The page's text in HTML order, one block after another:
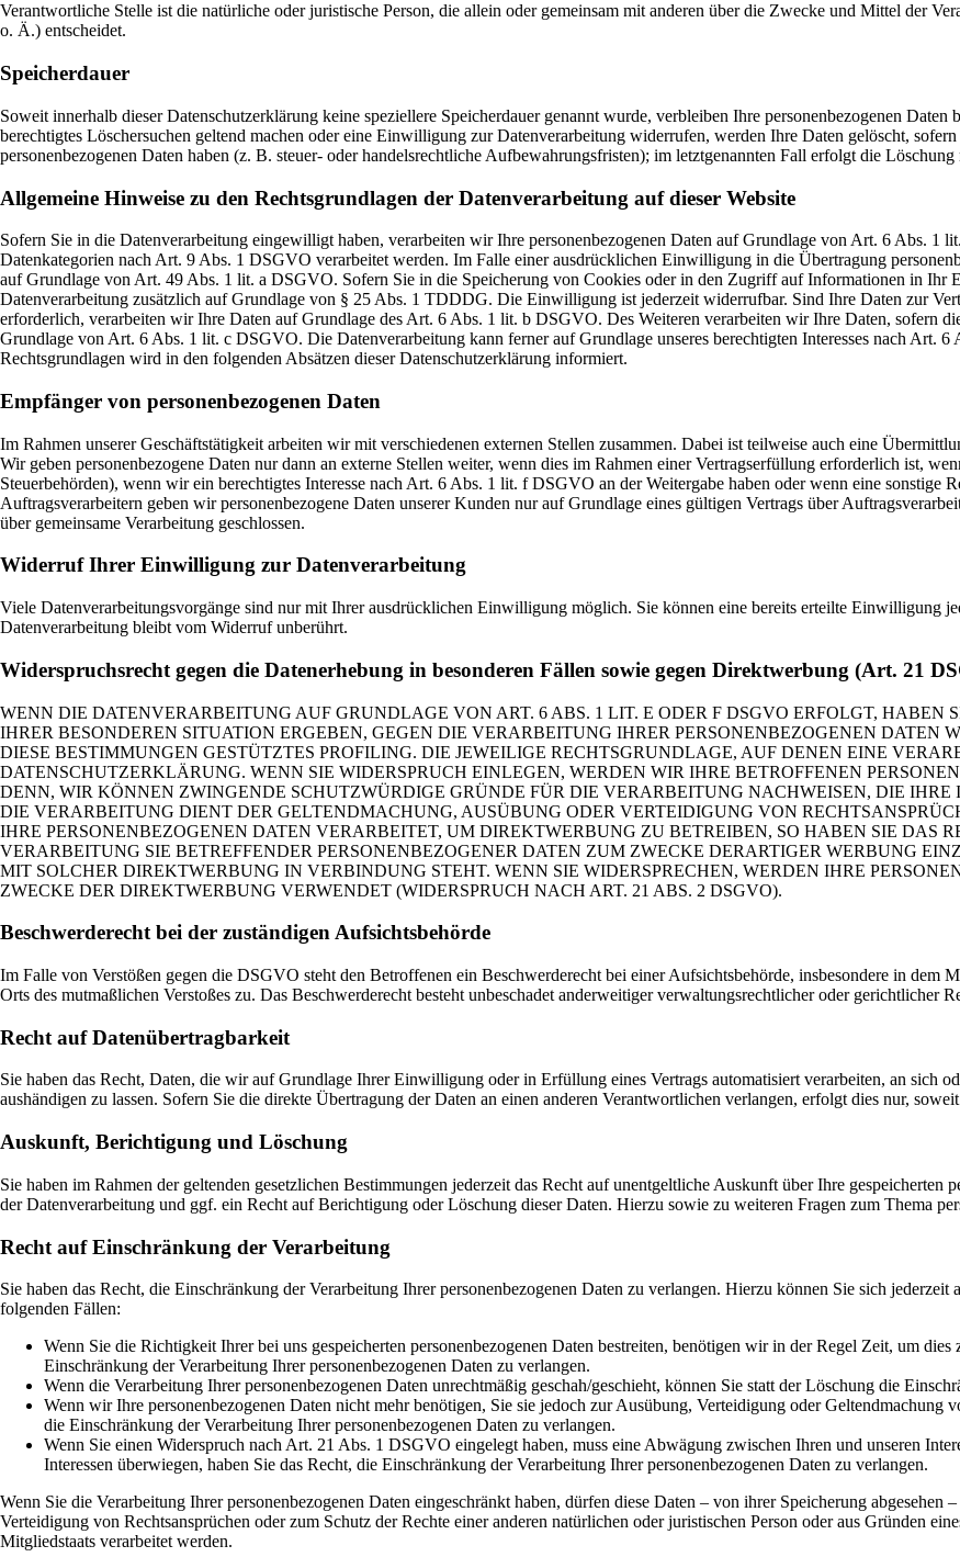
Verantwortliche Stelle ist die natürliche oder juristische Person, die allein oder gemeinsam mit anderen über die Zwecke und Mittel der
o. Ä.) entscheidet.
Speicherdauer
Soweit innerhalb dieser Datenschutzerklärung keine speziellere Speicherdauer genannt wurde, verbleiben Ihre personenbezogenen
berechtigtes Löschersuchen geltend machen oder eine Einwilligung zur Datenverarbeitung widerrufen, werden Ihre Daten gelöscht,
personenbezogenen Daten haben (z. B. steuer- oder handelsrechtliche Aufbewahrungsfristen); im letztgenannten Fall erfolgt die
Allgemeine Hinweise zu den Rechtsgrundlagen der Datenverarbeitung auf dieser Website
Sofern Sie in die Datenverarbeitung eingewilligt haben, verarbeiten wir Ihre personenbezogenen Daten auf Grundlage von Art. 6 Abs.
Datenkategorien nach Art. 9 Abs. 1 DSGVO verarbeitet werden. Im Falle einer ausdrücklichen Einwilligung in die Übertragung
auf Grundlage von Art. 49 Abs. 1 lit. a DSGVO. Sofern Sie in die Speicherung von Cookies oder in den Zugriff auf Informationen in
Datenverarbeitung zusätzlich auf Grundlage von § 25 Abs. 1 TDDDG. Die Einwilligung ist jederzeit widerrufbar. Sind Ihre Daten zur
erforderlich, verarbeiten wir Ihre Daten auf Grundlage des Art. 6 Abs. 1 lit. b DSGVO. Des Weiteren verarbeiten wir Ihre Daten, sofern
Grundlage von Art. 6 Abs. 1 lit. c DSGVO. Die Datenverarbeitung kann ferner auf Grundlage unseres berechtigten Interesses nach
Rechtsgrundlagen wird in den folgenden Absätzen dieser Datenschutzerklärung informiert.
Empfänger von personenbezogenen Daten
Im Rahmen unserer Geschäftstätigkeit arbeiten wir mit verschiedenen externen Stellen zusammen. Dabei ist teilweise auch eine
Wir geben personenbezogene Daten nur dann an externe Stellen weiter, wenn dies im Rahmen einer Vertragserfüllung erforderlich ist,
Steuerbehörden), wenn wir ein berechtigtes Interesse nach Art. 6 Abs. 1 lit. f DSGVO an der Weitergabe haben oder wenn eine sonstige
Auftragsverarbeitern geben wir personenbezogene Daten unserer Kunden nur auf Grundlage eines gültigen Vertrags über
über gemeinsame Verarbeitung geschlossen.
Widerruf Ihrer Einwilligung zur Datenverarbeitung
Viele Datenverarbeitungsvorgänge sind nur mit Ihrer ausdrücklichen Einwilligung möglich. Sie können eine bereits erteilte Einwilligung
Datenverarbeitung bleibt vom Widerruf unberührt.
Widerspruchsrecht gegen die Datenerhebung in besonderen Fällen sowie gegen Direktwerbung (Art. 21
WENN DIE DATENVERARBEITUNG AUF GRUNDLAGE VON ART. 6 ABS. 1 LIT. E ODER F DSGVO ERFOLGT, HABEN
IHRER BESONDEREN SITUATION ERGEBEN, GEGEN DIE VERARBEITUNG IHRER PERSONENBEZOGENEN DATEN
DIESE BESTIMMUNGEN GESTÜTZTES PROFILING. DIE JEWEILIGE RECHTSGRUNDLAGE, AUF DENEN EINE
DATENSCHUTZERKLÄRUNG. WENN SIE WIDERSPRUCH EINLEGEN, WERDEN WIR IHRE BETROFFENEN
DENN, WIR KÖNNEN ZWINGENDE SCHUTZWÜRDIGE GRÜNDE FÜR DIE VERARBEITUNG NACHWEISEN, DIE IHRE
DIE VERARBEITUNG DIENT DER GELTENDMACHUNG, AUSÜBUNG ODER VERTEIDIGUNG VON
IHRE PERSONENBEZOGENEN DATEN VERARBEITET, UM DIREKTWERBUNG ZU BETREIBEN, SO HABEN SIE DAS
VERARBEITUNG SIE BETREFFENDER PERSONENBEZOGENER DATEN ZUM ZWECKE DERARTIGER WERBUNG
MIT SOLCHER DIREKTWERBUNG IN VERBINDUNG STEHT. WENN SIE WIDERSPRECHEN, WERDEN IHRE
ZWECKE DER DIREKTWERBUNG VERWENDET (WIDERSPRUCH NACH ART. 21 ABS. 2 DSGVO).
Beschwerde­recht bei der zuständigen Aufsichts­behörde
Im Falle von Verstößen gegen die DSGVO steht den Betroffenen ein Beschwerderecht bei einer Aufsichtsbehörde, insbesondere in dem
Orts des mutmaßlichen Verstoßes zu. Das Beschwerderecht besteht unbeschadet anderweitiger verwaltungsrechtlicher oder gerichtlicher
Recht auf Daten­übertrag­barkeit
Sie haben das Recht, Daten, die wir auf Grundlage Ihrer Einwilligung oder in Erfüllung eines Vertrags automatisiert verarbeiten, an sich
aushändigen zu lassen. Sofern Sie die direkte Übertragung der Daten an einen anderen Verantwortlichen verlangen, erfolgt dies nur,
Auskunft, Berichtigung und Löschung
Sie haben im Rahmen der geltenden gesetzlichen Bestimmungen jederzeit das Recht auf unentgeltliche Auskunft über Ihre
der Datenverarbeitung und ggf. ein Recht auf Berichtigung oder Löschung dieser Daten. Hierzu sowie zu weiteren Fragen zum Thema
Recht auf Einschränkung der Verarbeitung
Sie haben das Recht, die Einschränkung der Verarbeitung Ihrer personenbezogenen Daten zu verlangen. Hierzu können Sie sich
folgenden Fällen:
Wenn Sie die Richtigkeit Ihrer bei uns gespeicherten personenbezogenen Daten bestreiten, benötigen wir in der Regel Zeit, um
Einschränkung der Verarbeitung Ihrer personenbezogenen Daten zu verlangen.
Wenn die Verarbeitung Ihrer personenbezogenen Daten unrechtmäßig geschah/geschieht, können Sie statt der Löschung die
Wenn wir Ihre personenbezogenen Daten nicht mehr benötigen, Sie sie jedoch zur Ausübung, Verteidigung oder Geltendmachung
die Einschränkung der Verarbeitung Ihrer personenbezogenen Daten zu verlangen.
Wenn Sie einen Widerspruch nach Art. 21 Abs. 1 DSGVO eingelegt haben, muss eine Abwägung zwischen Ihren und unseren
Interessen überwiegen, haben Sie das Recht, die Einschränkung der Verarbeitung Ihrer personenbezogenen Daten zu verlangen.
Wenn Sie die Verarbeitung Ihrer personenbezogenen Daten eingeschränkt haben, dürfen diese Daten – von ihrer Speicherung
Verteidigung von Rechtsansprüchen oder zum Schutz der Rechte einer anderen natürlichen oder juristischen Person oder aus Gründen
Mitgliedstaats verarbeitet werden.